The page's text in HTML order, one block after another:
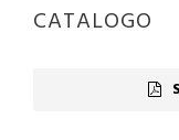
CATALOGO